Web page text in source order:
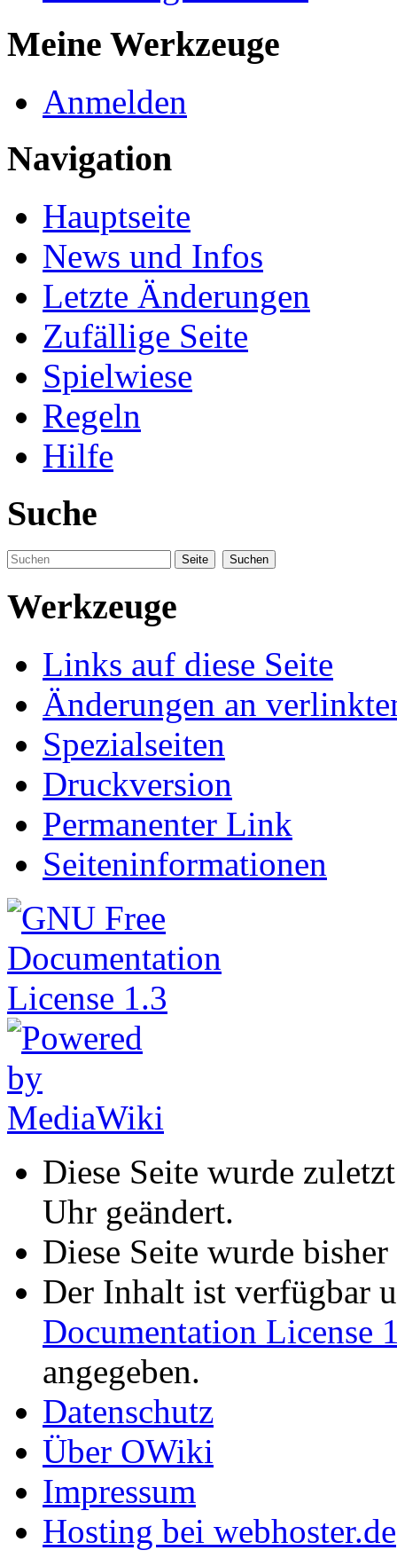
Meine Werkzeuge
Anmelden
Navigation
Hauptseite
News und Infos
Letzte Änderungen
Zufällige Seite
Spielwiese
Regeln
Hilfe
Suche
Werkzeuge
Links auf diese Seite
Änderungen an
Spezialseiten
Druckversion
Permanenter Link
Seiteninformationen
Diese Seite wurde
Uhr geändert.
Diese Seite wurde
Der Inhalt ist verfügbar
Documentation License
angegeben.
Datenschutz
Über OWiki
Impressum
Hosting bei webhoster.de